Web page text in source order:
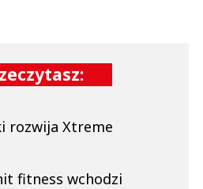
rozwija Xtreme
fitness wchodzi